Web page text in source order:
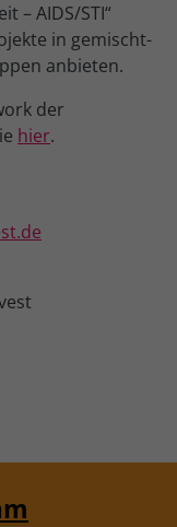
– AIDS/STI“
in gemischt-
anbieten.
der
hier.